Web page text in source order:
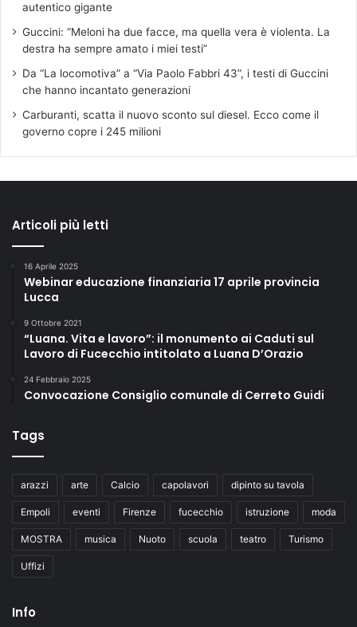
autentico gigante
Guccini: “Meloni ha due facce, ma quella vera è violenta. La
destra ha sempre amato i miei testi”
Da “La locomotiva” a “Via Paolo Fabbri 43”, i testi di Guccini
che hanno incantato generazioni
Carburanti, scatta il nuovo sconto sul diesel. Ecco come il
governo copre i 245 milioni
Articoli più letti
16 Aprile 2025
Webinar educazione finanziaria 17 aprile provincia
Lucca
9 Ottobre 2021
“Luana. Vita e lavoro”: il monumento ai Caduti sul
Lavoro di Fucecchio intitolato a Luana D’Orazio
24 Febbraio 2025
Convocazione Consiglio comunale di Cerreto Guidi
Tags
arazzi arte Calcio capolavori dipinto su tavola
Empoli eventi Firenze fucecchio istruzione moda
MOSTRA musica Nuoto scuola teatro Turismo
Uffizi
Info